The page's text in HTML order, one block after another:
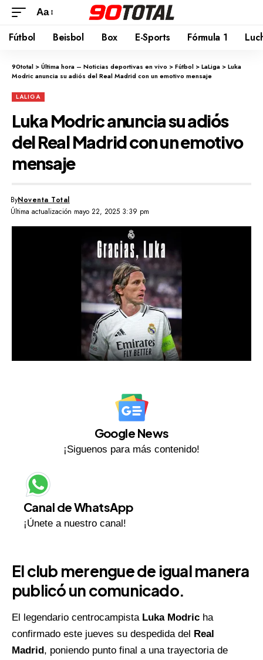
Aa
Fútbol Beisbol Box E-Sports Fórmula 1
90total >Última hora – Noticias deportivas en vivo >Fútbol >LaLiga >Luka
Modric anuncia su adiós del Real Madrid con un emotivo mensaje
LALIGA
Luka Modric anuncia su adiós
del Real Madrid con un emotivo
mensaje
Última actualización mayo 22, 2025 3:39 pm
ByNoventa Total
Google News
¡Siguenos para más contenido!
Canal de WhatsApp
¡Únete a nuestro canal!
El club merengue de igual manera
publicó un comunicado.
El legendario centrocampista Luka Modric ha
confirmado este jueves su despedida del Real
Madrid, poniendo punto final a una trayectoria de